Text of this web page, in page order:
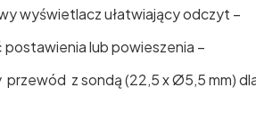
wyświetlacz ułatwiający odczyt –
postawienia lub powieszenia –
z sondą (22,5 x Ø5,5 mm)